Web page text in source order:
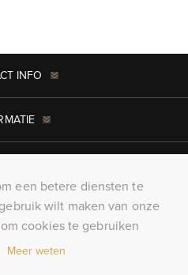
INFO
Alle rechten voorbehouden
een betere diensten te
wilt maken van onze
cookies te gebruiken
Meer weten